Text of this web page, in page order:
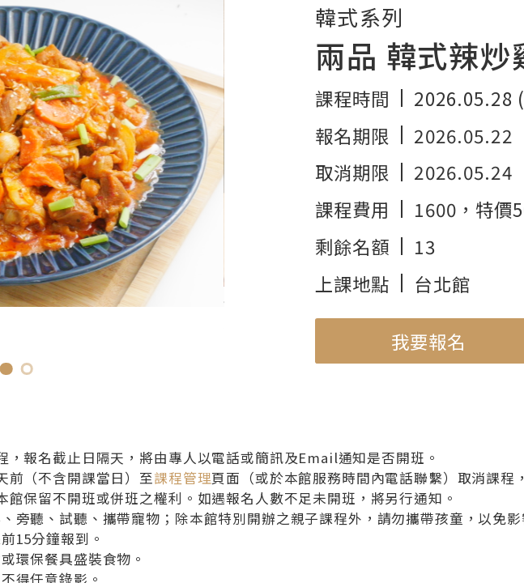
使用機種
蒸烘烤微波爐 NN-BS607
韓式系列
兩品 韓式辣
課程時間
2026.05.28
報名期限
2026.05.22
取消期限
2026.05.24
課程費用
1600 ，特價
剩餘名額
13
上課地點
台北館
我要報名
，報名截止日隔天，將由專人以電話或簡訊及Email通知是否開班。
前（不含開課當日）至課程管理頁面（或於本館服務時間內電話聯繫）取消課程
館保留不開班或併班之權利。如遇報名人數不足未開班，將另行通知。
旁聽、試聽、攜帶寵物；除本館特別開辦之親子課程外，請勿攜帶孩童，以免
15分鐘報到。
環保餐具盛裝食物。
得任意錄影。